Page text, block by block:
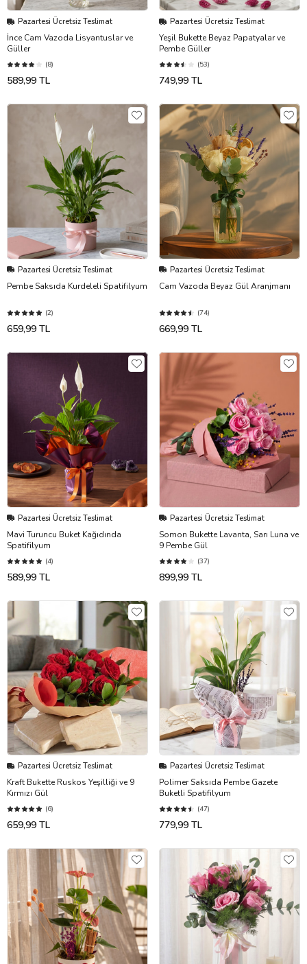
Pazartesi Ücretsiz Teslimat
İnce Cam Vazoda Lisyantuslar ve
Güller
(8)
589,99 TL
Pazartesi Ücretsiz Teslimat
Yeşil Bukette Beyaz Papatyalar ve
Pembe Güller
(53)
749,99 TL
Pazartesi Ücretsiz Teslimat
Pembe Saksıda Kurdeleli Spatifilyum
(2)
659,99 TL
Pazartesi Ücretsiz Teslimat
Cam Vazoda Beyaz Gül Aranjmanı
(74)
669,99 TL
Pazartesi Ücretsiz Teslimat
Mavi Turuncu Buket Kağıdında
Spatifilyum
(4)
589,99 TL
Pazartesi Ücretsiz Teslimat
Somon Bukette Lavanta, Sarı Luna ve
9 Pembe Gül
(37)
899,99 TL
Pazartesi Ücretsiz Teslimat
Kraft Bukette Ruskos Yeşilliği ve 9
Kırmızı Gül
(6)
659,99 TL
Pazartesi Ücretsiz Teslimat
Polimer Saksıda Pembe Gazete
Buketli Spatifilyum
(47)
779,99 TL